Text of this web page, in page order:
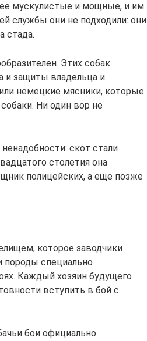
мускулистые и мощные, и им
службы они не подходили: они
стада.
Этих собак
и защиты владельца и
немецкие мясники, которые
Ни один вор не
скот стали
столетия она
полицейских, а еще позже
которое заводчики
породы специально
Каждый хозяин будущего
вступить в бой с
бои официально